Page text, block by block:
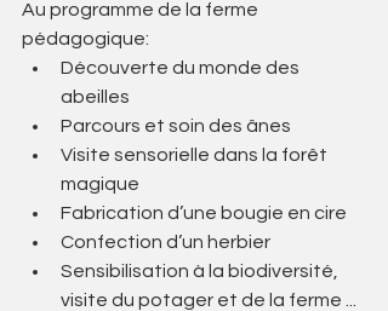
Au programme de la ferme
pédagogique:
Découverte du monde des
abeilles
Parcours et soin des ânes
Visite sensorielle dans la forêt
magique
Fabrication d’une bougie en cire
Confection d’un herbier
Sensibilisation à la biodiversité,
visite du potager et de la ferme ...